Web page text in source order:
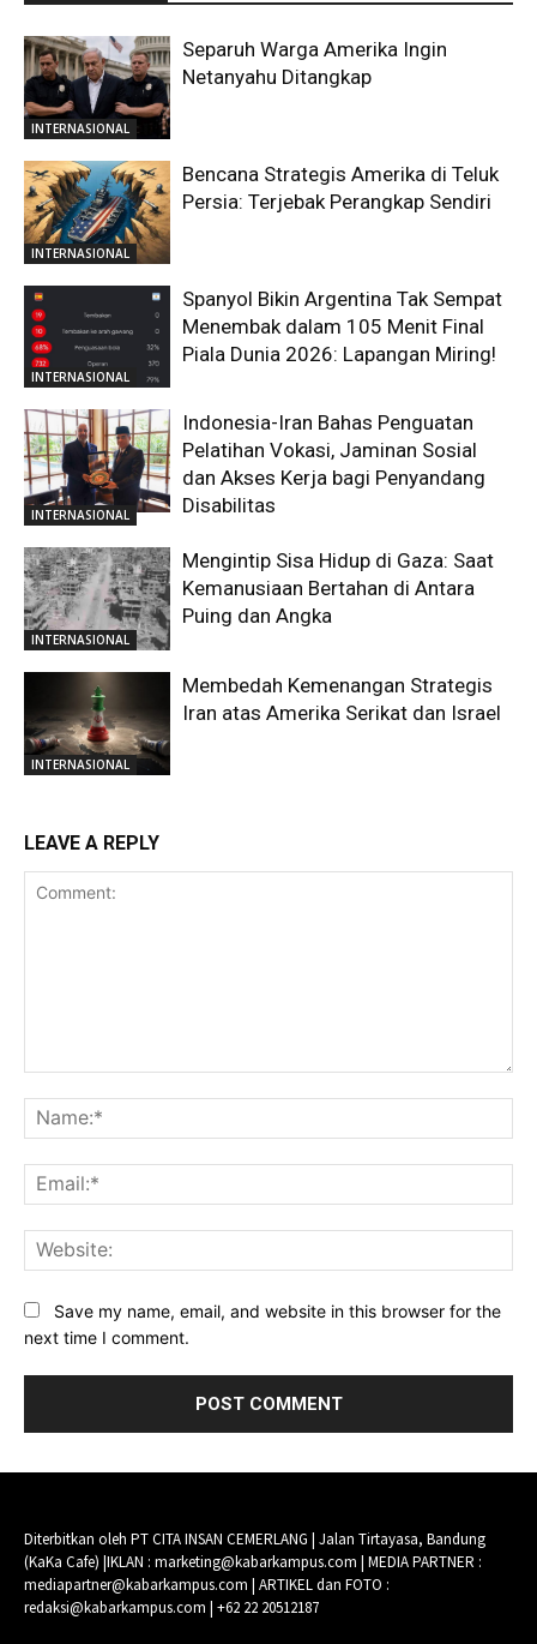
INTERNASIONAL
Separuh Warga Amerika Ingin
Netanyahu Ditangkap
INTERNASIONAL
Bencana Strategis Amerika di Teluk
Persia: Terjebak Perangkap Sendiri
INTERNASIONAL
Spanyol Bikin Argentina Tak Sempat
Menembak dalam 105 Menit Final
Piala Dunia 2026: Lapangan Miring!
INTERNASIONAL
Indonesia-Iran Bahas Penguatan
Pelatihan Vokasi, Jaminan Sosial
dan Akses Kerja bagi Penyandang
Disabilitas
INTERNASIONAL
Mengintip Sisa Hidup di Gaza: Saat
Kemanusiaan Bertahan di Antara
Puing dan Angka
INTERNASIONAL
Membedah Kemenangan Strategis
Iran atas Amerika Serikat dan Israel
LEAVE A REPLY
Save my name, email, and website in this browser for the
next time I comment.
Diterbitkan oleh PT CITA INSAN CEMERLANG | Jalan Tirtayasa, Bandung
(KaKa Cafe) |IKLAN : marketing@kabarkampus.com | MEDIA PARTNER :
mediapartner@kabarkampus.com | ARTIKEL dan FOTO :
redaksi@kabarkampus.com | +62 22 20512187